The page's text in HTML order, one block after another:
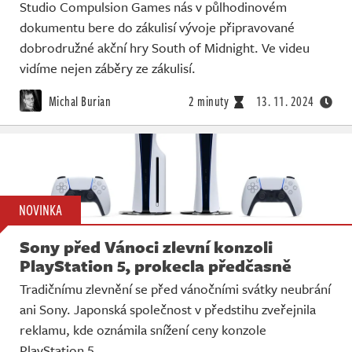
Studio Compulsion Games nás v půlhodinovém
dokumentu bere do zákulisí vývoje připravované
dobrodružné akční hry South of Midnight. Ve videu
vidíme nejen záběry ze zákulisí.
Michal Burian 2 minuty 13. 11. 2024
NOVINKA
Sony před Vánoci zlevní konzoli
PlayStation 5, prokecla předčasně
Tradičnímu zlevnění se před vánočními svátky neubrání
ani Sony. Japonská společnost v předstihu zveřejnila
reklamu, kde oznámila snížení ceny konzole